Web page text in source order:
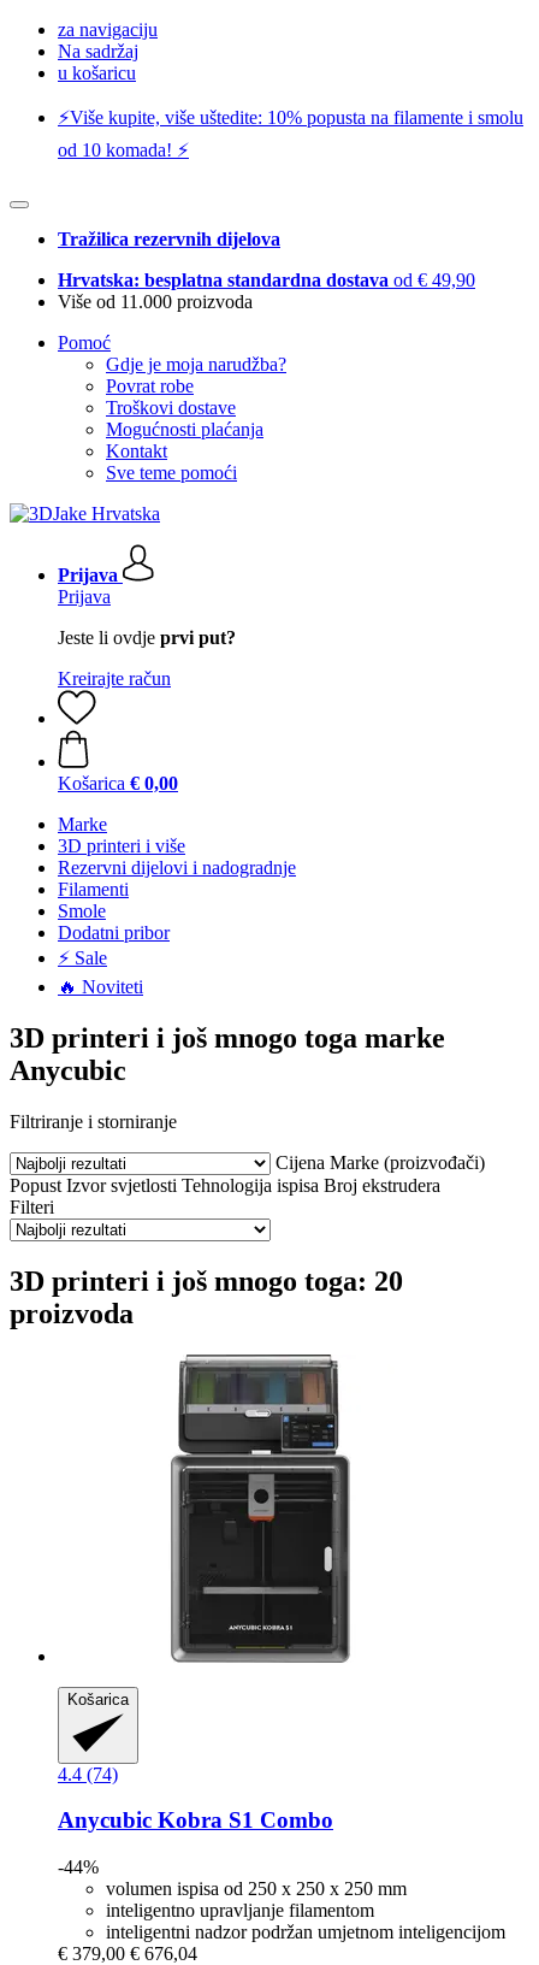
za navigaciju
Na sadržaj
u košaricu
⚡️Više kupite, više uštedite: 10% popusta na filamente i smolu
od 10 komada! ⚡️
Tražilica rezervnih dijelova
Hrvatska: besplatna standardna dostava od € 49,90
Više od 11.000 proizvoda
Pomoć
Gdje je moja narudžba?
Povrat robe
Troškovi dostave
Mogućnosti plaćanja
Kontakt
Sve teme pomoći
Prijava
Prijava
Jeste li ovdje prvi put?
Kreirajte račun
Košarica € 0,00
Marke
3D printeri i više
Rezervni dijelovi i nadogradnje
Filamenti
Smole
Dodatni pribor
⚡ Sale
🔥 Noviteti
3D printeri i još mnogo toga marke
Anycubic
Filtriranje i storniranje
Cijena Marke (proizvođači)
Popust Izvor svjetlosti Tehnologija ispisa Broj ekstrudera
Filteri
3D printeri i još mnogo toga: 20
proizvoda
Košarica
4.4 (74)
Anycubic Kobra S1 Combo
-44%
volumen ispisa od 250 x 250 x 250 mm
inteligentno upravljanje filamentom
inteligentni nadzor podržan umjetnom inteligencijom
€ 379,00 € 676,04